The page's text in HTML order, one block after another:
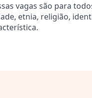
vagas são para
etnia, religião,